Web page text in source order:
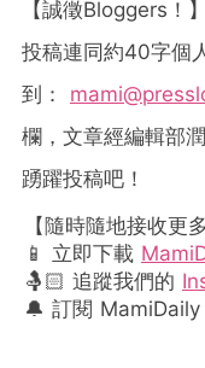
【誠徵Bloggers ！
投稿連同約40字個
到：
欄，文章經編輯部
踴躍投稿吧！
【隨時隨地接收更
📱 立即下載
🤱🏻 追蹤我們的
🔔 訂閱 MamiDaily